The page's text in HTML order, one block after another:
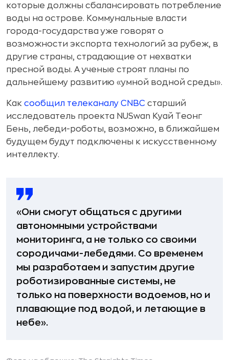
которые должны сбалансировать потребление
воды на острове. Коммунальные власти
города-государства уже говорят о
возможности экспорта технологий за рубеж, в
другие страны, страдающие от нехватки
пресной воды. А ученые строят планы по
дальнейшему развитию «умной водной среды».
Как сообщил телеканалу CNBC старший
исследователь проекта NUSwan Куай Теонг
Бень, лебеди-роботы, возможно, в ближайшем
будущем будут подключены к искусственному
интеллекту.
«Они смогут общаться с другими
автономными устройствами
мониторинга, а не только со своими
сородичами-лебедями. Со временем
мы разработаем и запустим другие
роботизированные системы, не
только на поверхности водоемов, но и
плавающие под водой, и летающие в
небе».